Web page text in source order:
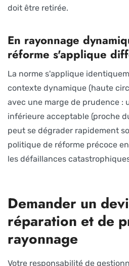
doit être retirée.
En rayonnage
réforme s'applique
La norme s'applique
contexte dynamique (haute
avec une marge de prudence :
inférieure acceptable (proche
peut se dégrader rapidement
politique de réforme précoce
les défaillances
Demander un
réparation et de
rayonnage
Votre responsabilité de